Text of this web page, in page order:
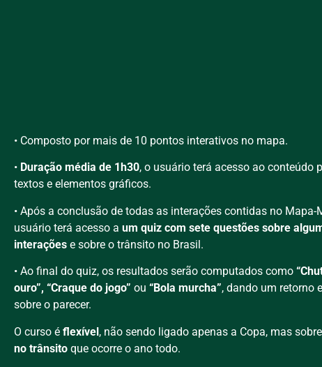
• Composto por mais de 10 pontos interativos no mapa.
• Duração média de 1h30, o usuário terá acesso ao conteúdo
textos e elementos gráficos.
• Após a conclusão de todas as interações contidas no Mapa-
usuário terá acesso a um quiz com sete questões sobre
interações e sobre o trânsito no Brasil.
• Ao final do quiz, os resultados serão computados como
ouro”, “Craque do jogo” ou “Bola murcha”, dando um retorno
sobre o parecer.
O curso é flexível, não sendo ligado apenas a Copa, mas
no trânsito que ocorre o ano todo.